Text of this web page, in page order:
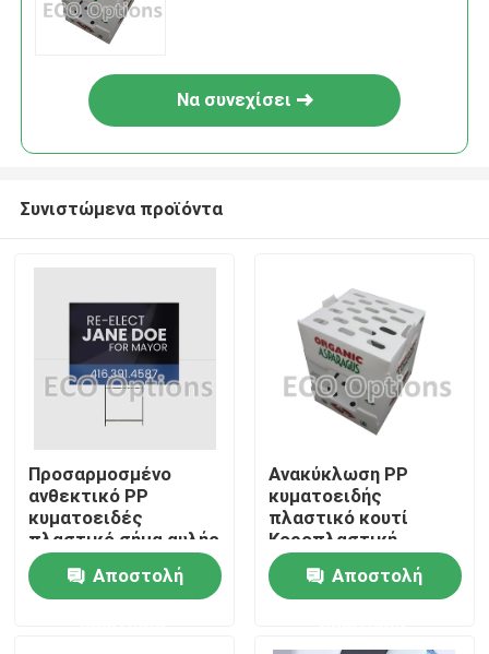
Σπίτι
Προϊόντα
Να συνεχίσει
Συνιστώμενα προϊόντα
Προσαρμοσμένο
ανθεκτικό PP
κυματοειδές
πλαστικό σήμα αυλής
ανακυκλώσιμο
οικολογικό φιλικό
Αποστολή
Ανακύκλωση PP
κυματοειδής
πλαστικό κουτί
Κοροπλαστική
συσκευασία κουτί
εξατομικευμένο
αναδιπλούμενο ECO
Αποστολή